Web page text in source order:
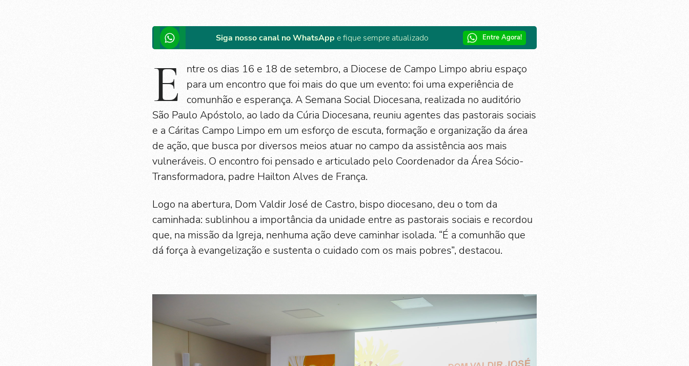
Siga nosso canal no WhatsApp e fique sempre atualizado Entre Agora!
E
ntre os dias 16 e 18 de setembro, a Diocese de Campo Limpo abriu espaço
para um encontro que foi mais do que um evento: foi uma experiência de
comunhão e esperança. A Semana Social Diocesana, realizada no auditório
São Paulo Apóstolo, ao lado da Cúria Diocesana, reuniu agentes das pastorais sociais
e a Cáritas Campo Limpo em um esforço de escuta, formação e organização da área
de ação, que busca por diversos meios atuar no campo da assistência aos mais
vulneráveis. O encontro foi pensado e articulado pelo Coordenador da Área Sócio-
Transformadora, padre Hailton Alves de França.
Logo na abertura, Dom Valdir José de Castro, bispo diocesano, deu o tom da
caminhada: sublinhou a importância da unidade entre as pastorais sociais e recordou
que, na missão da Igreja, nenhuma ação deve caminhar isolada. “É a comunhão que
dá força à evangelização e sustenta o cuidado com os mais pobres”, destacou.